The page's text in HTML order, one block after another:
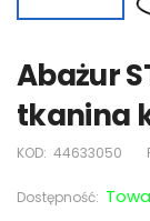
Abażur
tkanina
KOD: 44633050
Dostępność: